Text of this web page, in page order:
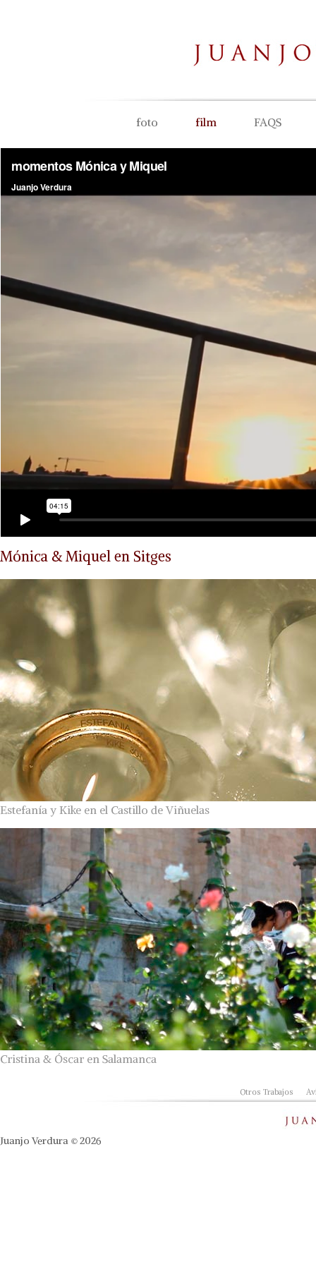
foto film FAQS
Mónica & Miquel en Sitges
Estefanía y Kike en el Castillo de Viñuelas
Cristina & Óscar en Salamanca
Otros Trabajos
Juanjo Verdura © 2026